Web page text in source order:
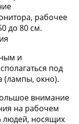
рабочее
до 80 см.
и
под
(лампы, окно).
внимание
на рабочем
людей, носящих